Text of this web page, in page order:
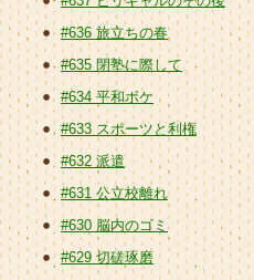
#636 旅立ちの春
#635 閉塾に際して
#634 平和ボケ
#633 スポーツと利権
#632 派遣
#631 公立校離れ
#630 脳内のゴミ
#629 切磋琢磨